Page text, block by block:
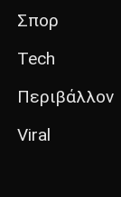
Σπορ
Tech
Περιβάλλον
Viral